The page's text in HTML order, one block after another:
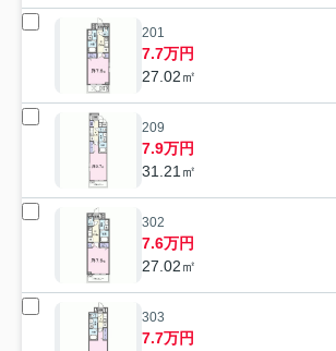
201
7.7万円
27.02㎡
209
7.9万円
31.21㎡
302
7.6万円
27.02㎡
303
7.7万円